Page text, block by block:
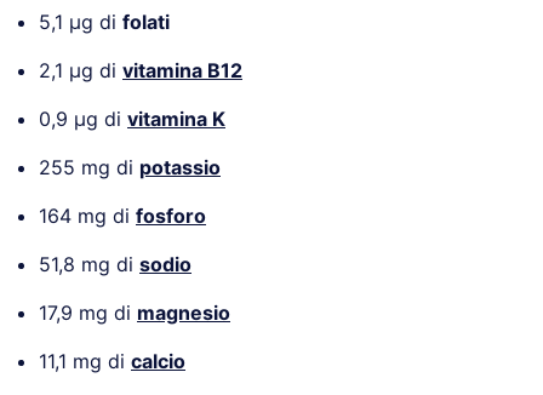
5,1 µg di folati
2,1 µg di vitamina B12
0,9 µg di vitamina K
255 mg di potassio
164 mg di fosforo
51,8 mg di sodio
17,9 mg di magnesio
11,1 mg di calcio